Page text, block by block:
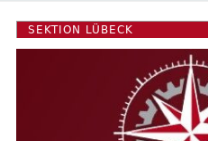
SEKTION LÜBECK